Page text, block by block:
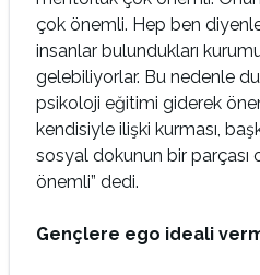
çok önemli. Hep ben
insanlar bulundukları
gelebiliyorlar. Bu nedenle
psikoloji eğitimi giderek
kendisiyle ilişki kurması,
sosyal dokunun bir parçası
önemli” dedi.
Gençlere ego ideali